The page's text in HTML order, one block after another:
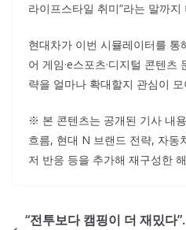
라이프스타일 취미”라는 말까지
현대차가 이번 시뮬레이터를 통
어 게임·e스포츠·디지털 콘텐
략을 얼마나 확대할지 관심이
※ 본 콘텐츠는 공개된 기사 내
흐름, 현대 N 브랜드 전략, 자동
저 반응 등을 추가해 재구성한
“전투보다 캠핑이 더 재밌다